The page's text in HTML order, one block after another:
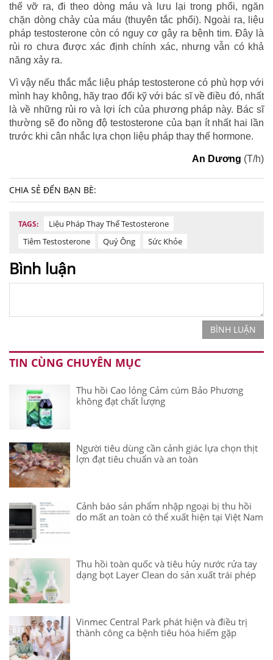
thể vỡ ra, đi theo dòng máu và lưu lại trong phổi, ngăn
chặn dòng chảy của máu (thuyên tắc phổi). Ngoài ra, liệu
pháp testosterone còn có nguy cơ gây ra bệnh tim. Đây là
rủi ro chưa được xác định chính xác, nhưng vẫn có khả
năng xảy ra.
Vì vậy nếu thắc mắc liệu pháp testosterone có phù hợp với
mình hay không, hãy trao đổi kỹ với bác sĩ về điều đó, nhất
là về những rủi ro và lợi ích của phương pháp này. Bác sĩ
thường sẽ đo nồng độ testosterone của bạn ít nhất hai lần
trước khi cân nhắc lựa chọn liệu pháp thay thế hormone.
An Dương (T/h)
CHIA SẺ ĐẾN BẠN BÈ:
TAGS:
Liệu Pháp Thay Thế Testosterone
Tiêm Testosterone
Quý Ông Sức Khỏe
Bình luận
BÌNH LUẬN
TIN CÙNG CHUYÊN MỤC
Thu hồi Cao lỏng Cảm cúm Bảo Phương
không đạt chất lượng
Người tiêu dùng cần cảnh giác lựa chọn thịt
lợn đạt tiêu chuẩn và an toàn
Cảnh báo sản phẩm nhập ngoại bị thu hồi
do mất an toàn có thể xuất hiện tại Việt Nam
Thu hồi toàn quốc và tiêu hủy nước rửa tay
dạng bọt Layer Clean do sản xuất trái phép
Vinmec Central Park phát hiện và điều trị
thành công ca bệnh tiêu hóa hiếm gặp